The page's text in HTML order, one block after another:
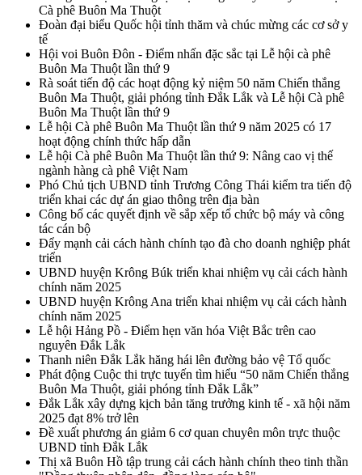
Cà phê Buôn Ma Thuột
Đoàn đại biểu Quốc hội tỉnh thăm và chúc mừng các cơ sở y
tế
Hội voi Buôn Đôn - Điểm nhấn đặc sắc tại Lễ hội cà phê
Buôn Ma Thuột lần thứ 9
Rà soát tiến độ các hoạt động kỷ niệm 50 năm Chiến thắng
Buôn Ma Thuột, giải phóng tỉnh Đắk Lắk và Lễ hội Cà phê
Buôn Ma Thuột lần thứ 9
Lễ hội Cà phê Buôn Ma Thuột lần thứ 9 năm 2025 có 17
hoạt động chính thức hấp dẫn
Lễ hội Cà phê Buôn Ma Thuột lần thứ 9: Nâng cao vị thế
ngành hàng cà phê Việt Nam
Phó Chủ tịch UBND tỉnh Trương Công Thái kiểm tra tiến độ
triển khai các dự án giao thông trên địa bàn
Công bố các quyết định về sắp xếp tổ chức bộ máy và công
tác cán bộ
Đẩy mạnh cải cách hành chính tạo đà cho doanh nghiệp phát
triển
UBND huyện Krông Búk triển khai nhiệm vụ cải cách hành
chính năm 2025
UBND huyện Krông Ana triển khai nhiệm vụ cải cách hành
chính năm 2025
Lễ hội Hảng Pồ - Điểm hẹn văn hóa Việt Bắc trên cao
nguyên Đắk Lắk
Thanh niên Đắk Lắk hăng hái lên đường bảo vệ Tổ quốc
Phát động Cuộc thi trực tuyến tìm hiểu “50 năm Chiến thắng
Buôn Ma Thuột, giải phóng tỉnh Đắk Lắk”
Đắk Lắk xây dựng kịch bản tăng trưởng kinh tế - xã hội năm
2025 đạt 8% trở lên
Đề xuất phương án giảm 6 cơ quan chuyên môn trực thuộc
UBND tỉnh Đắk Lắk
Thị xã Buôn Hồ tập trung cải cách hành chính theo tinh thần